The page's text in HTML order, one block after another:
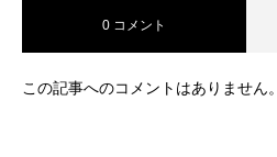
0 コメント
この記事へのコメントはありません。